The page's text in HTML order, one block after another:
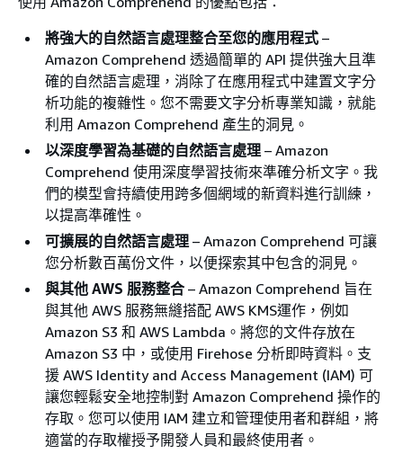
將強大的自然語言處理整合至您的應用程式 –
Amazon Comprehend 透過簡單的 API 提供強大且準
確的自然語言處理，消除了在應用程式中建置文字分
析功能的複雜性。您不需要文字分析專業知識，就能
利用 Amazon Comprehend 產生的洞見。
以深度學習為基礎的自然語言處理 – Amazon
Comprehend 使用深度學習技術來準確分析文字。我
們的模型會持續使用跨多個網域的新資料進行訓練，
以提高準確性。
可擴展的自然語言處理 – Amazon Comprehend 可讓
您分析數百萬份文件，以便探索其中包含的洞見。
與其他 AWS 服務整合 – Amazon Comprehend 旨在
與其他 AWS 服務無縫搭配 AWS KMS運作，例如
Amazon S3 和 AWS Lambda。將您的文件存放在
Amazon S3 中，或使用 Firehose 分析即時資料。支
援 AWS Identity and Access Management (IAM) 可
讓您輕鬆安全地控制對 Amazon Comprehend 操作的
存取。您可以使用 IAM 建立和管理使用者和群組，將
適當的存取權授予開發人員和最終使用者。